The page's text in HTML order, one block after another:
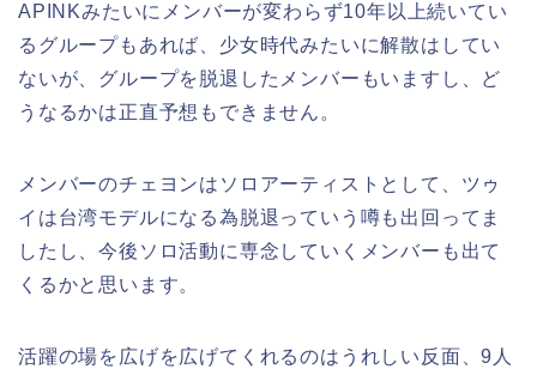
APINKみたいにメンバーが変わらず10年以上続いてい
るグループもあれば、少女時代みたいに解散はしてい
ないが、グループを脱退したメンバーもいますし、ど
うなるかは正直予想もできません。
メンバーのチェヨンはソロアーティストとして、ツゥ
イは台湾モデルになる為脱退っていう噂も出回ってま
したし、今後ソロ活動に専念していくメンバーも出て
くるかと思います。
活躍の場を広げを広げてくれるのはうれしい反面、9人